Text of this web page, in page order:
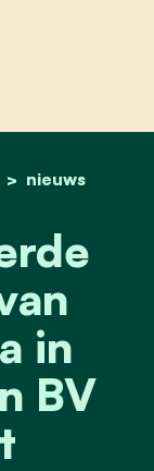
nieuws
derde
in
BV